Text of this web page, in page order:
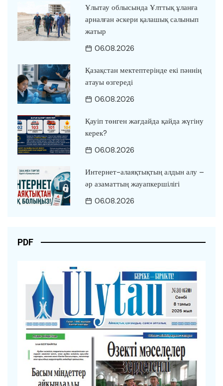
Ұлытау облысында Ұлттық ұланға
арналған әскери қалашық салынып
жатыр
06.08.2026
Қазақстан мектептерінде екі пәннің
атауы өзгереді
06.08.2026
Қауіп төнген жағдайда қайда жүгіну
керек?
06.08.2026
Интернет-алаяқтықтың алдын алу –
әр азаматтың жауапкершілігі
06.08.2026
PDF